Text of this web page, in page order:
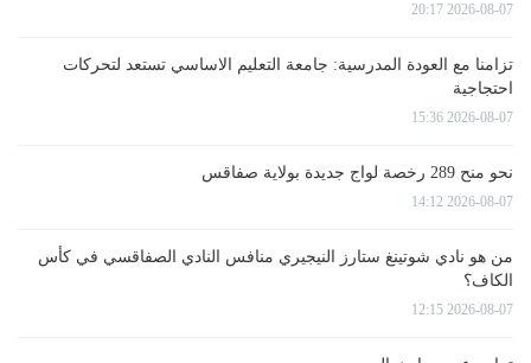
2026-08-07 20:17
تزامنا مع العودة المدرسية: جامعة التعليم الاساسي تستعد لتحركات
احتجاجية
2026-08-07 15:36
نحو منح 289 رخصة لواج جديدة بولاية صفاقس
2026-08-07 14:12
من هو نادي شوتينغ ستارز النيجيري منافس النادي الصفاقسي في كأس
الكاف؟
2026-08-07 12:15